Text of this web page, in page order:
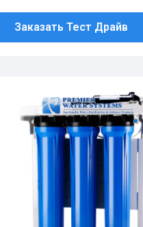
Заказать Тест Драйв